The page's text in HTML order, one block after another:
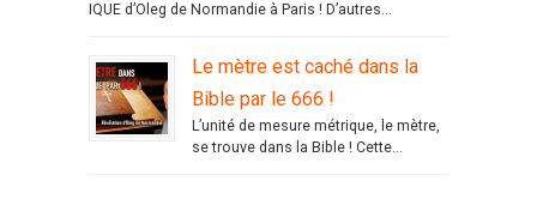
IQUE d’Oleg de Normandie à Paris ! D’autres...
Le mètre est caché dans la
Bible par le 666 !
L’unité de mesure métrique, le mètre,
se trouve dans la Bible ! Cette...